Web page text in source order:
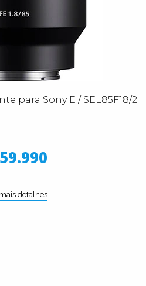
para Sony E / SEL85F18/2
detalhes